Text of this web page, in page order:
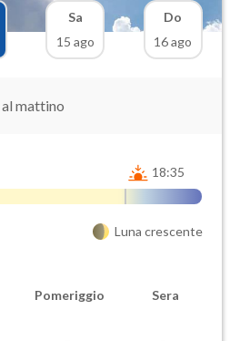
Sa
15 ago
Do
16 ago
mattino
18:35
Luna crescente
Pomeriggio Sera